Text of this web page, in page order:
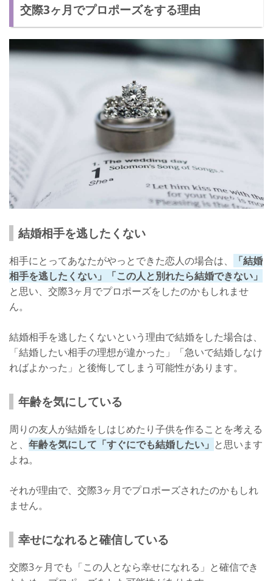
交際3ヶ月でプロポーズをする理由
結婚相手を逃したくない
相手にとってあなたがやっとできた恋人の場合は、
「結婚
相手を逃したくない」「この人と別れたら結婚できない」
と思い、交際3ヶ月でプロポーズをしたのかもしれませ
ん。
結婚相手を逃したくないという理由で結婚をした場合は、
「結婚したい相手の理想が違かった」「急いで結婚しなけ
ればよかった」と後悔してしまう可能性があります。
年齢を気にしている
周りの友人が結婚をしはじめたり子供を作ることを考える
と、 年齢を気にして「すぐにでも結婚したい」 と思います
よね。
それが理由で、交際3ヶ月でプロポーズされたのかもしれ
ません。
幸せになれると確信している
交際3ヶ月でも「この人となら幸せになれる」と確信でき